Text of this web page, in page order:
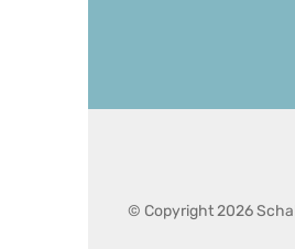
© Copyright 2026